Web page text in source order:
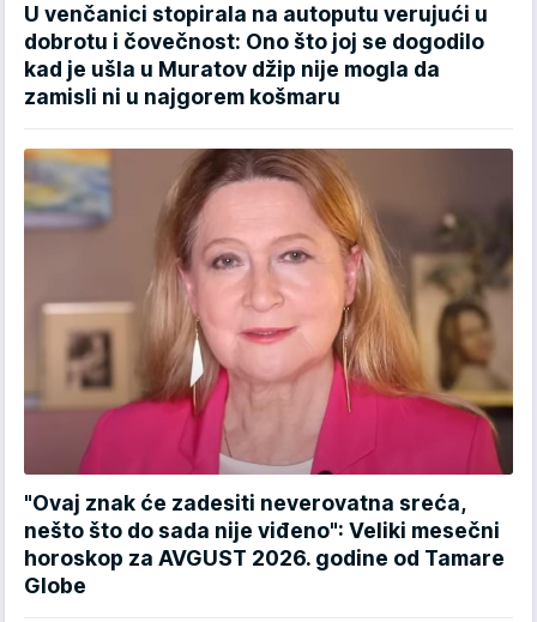
U venčanici stopirala na autoputu verujući u
dobrotu i čovečnost: Ono što joj se dogodilo
kad je ušla u Muratov džip nije mogla da
zamisli ni u najgorem košmaru
"Ovaj znak će zadesiti neverovatna sreća,
nešto što do sada nije viđeno": Veliki mesečni
horoskop za AVGUST 2026. godine od Tamare
Globe